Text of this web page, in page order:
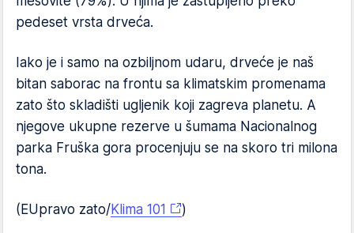
pedeset vrsta drveća.
Iako je i samo na ozbiljnom udaru, drveće je naš
bitan saborac na frontu sa klimatskim promenama
zato što skladišti ugljenik koji zagreva planetu. A
njegove ukupne rezerve u šumama Nacionalnog
parka Fruška gora procenjuju se na skoro tri milona
tona.
(EUpravo zato/Klima 101 )